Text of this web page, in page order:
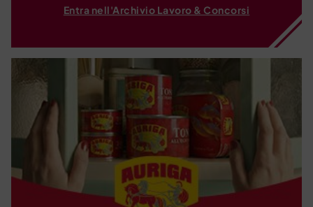
Entra nell'Archivio Lavoro & Concorsi